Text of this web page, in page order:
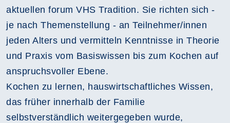
aktuellen forum VHS Tradition. Sie richten sich -
je nach Themenstellung - an Teilnehmer/innen
jeden Alters und vermitteln Kenntnisse in Theorie
und Praxis vom Basiswissen bis zum Kochen auf
anspruchsvoller Ebene.
Kochen zu lernen, hauswirtschaftliches Wissen,
das früher innerhalb der Familie
selbstverständlich weitergegeben wurde,